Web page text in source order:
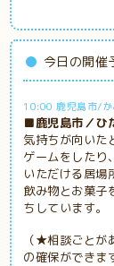
今日の開催
10:00 鹿児島市/か
■鹿児島市／ひ
気持ちが向いた
ゲームをした
いただける居場
飲み物とお菓子
ちしています。
（★相談ごとが
の確保ができま